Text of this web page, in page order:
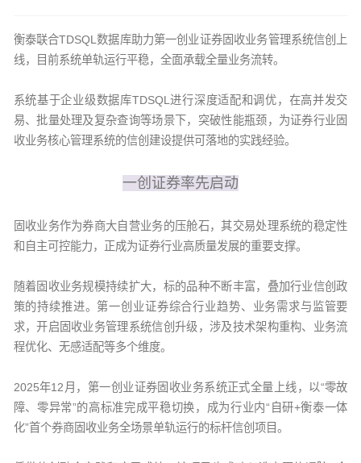
衡泰联合TDSQL数据库助力第一创业证券固收业务管理系统信创上
线，目前系统单轨运行平稳，全面承载全量业务流转。
系统基于企业级数据库TDSQL进行深度适配和调优，在高并发交
易、批量处理及复杂查询等场景下，突破性能瓶颈，为证券行业固
收业务核心管理系统的信创建设提供可落地的实践经验。
一创证券率先启动
固收业务作为券商大自营业务的压舱石，其交易处理系统的稳定性
和自主可控能力，正成为证券行业高质量发展的重要支撑。
随着固收业务规模持续扩大，标的品种不断丰富，叠加行业信创政
策的持续推进。第一创业证券综合行业趋势、业务需求与监管要
求，开启固收业务管理系统信创升级，涉及技术架构重构、业务流
程优化、无感适配等多个维度。
2025年12月，第一创业证券固收业务系统正式全量上线，以“零故
障、零异常”的高标准完成平稳切换，成为行业内“自研+衡泰一体
化”首个券商固收业务全场景单轨运行的标杆信创项目。